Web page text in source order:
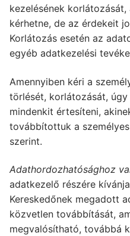
kezelésének
kérhetne, de az érdekeit
Korlátozás esetén az
egyéb adatkezelési
Amennyiben kéri a
törlését, korlátozását,
mindenkit értesíteni,
továbbítottuk a
szerint.
Adathordozhatósághoz
adatkezelő részére
Kereskedőnek megadott
közvetlen továbbítását,
megvalósítható, továbbá